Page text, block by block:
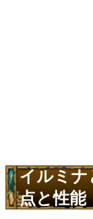
イルミナ
点と性能